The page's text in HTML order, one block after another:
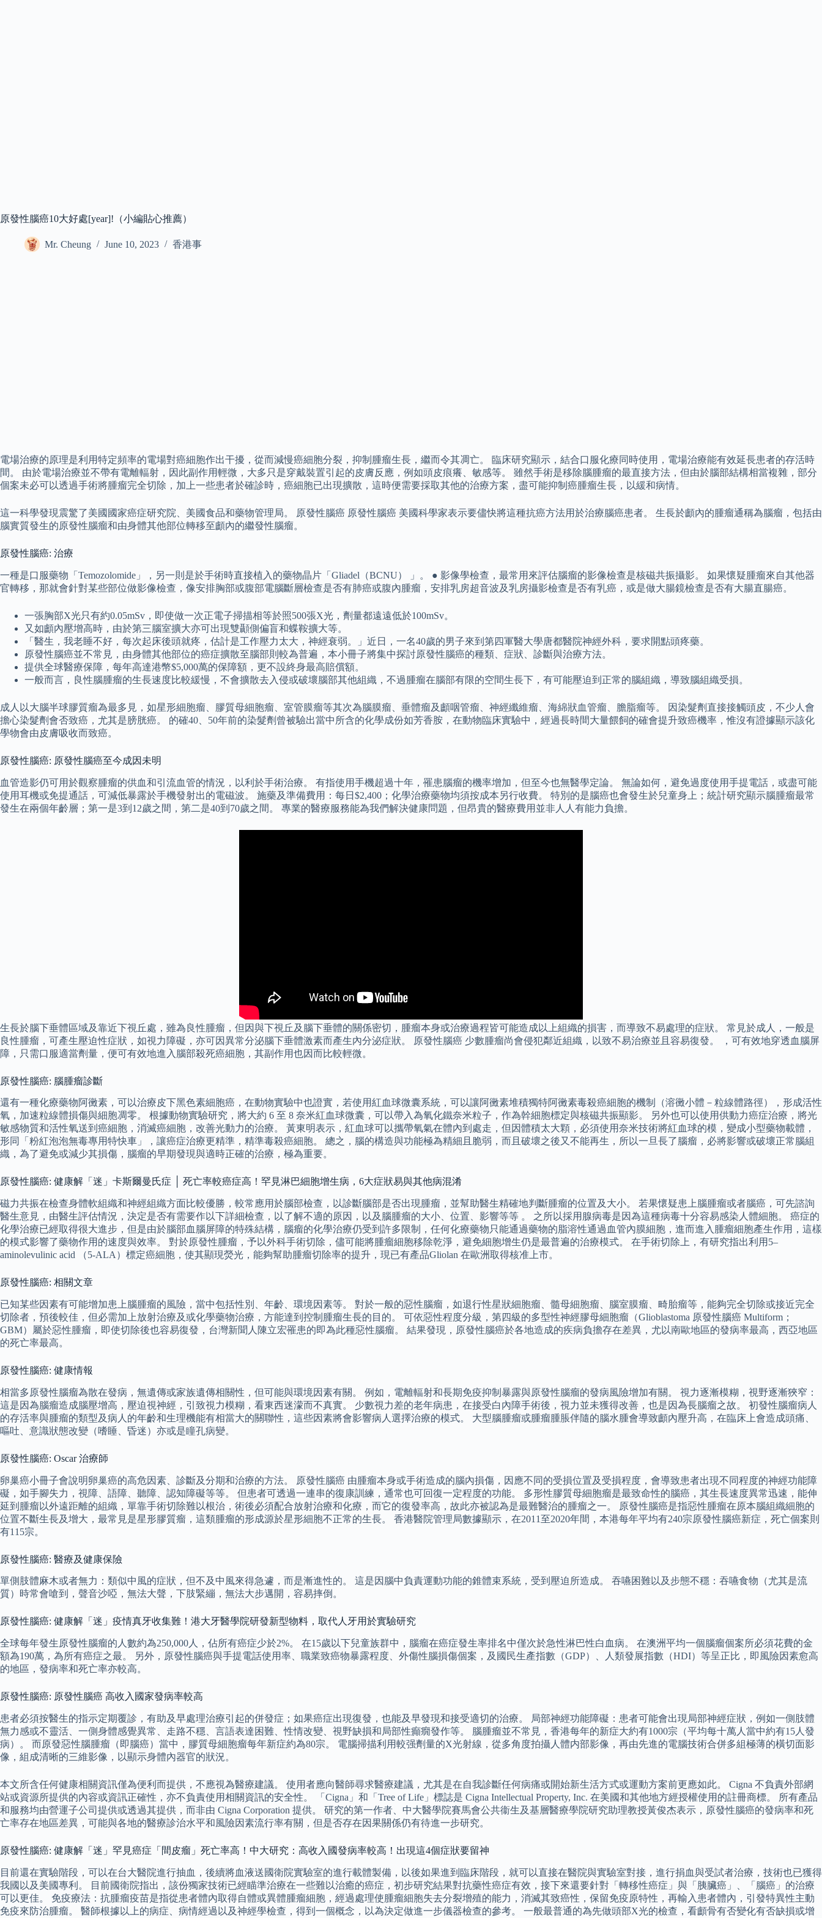
原發性腦癌10大好處[year]!（小編貼心推薦）
Mr. Cheung June 10, 2023 香港事
電場治療的原理是利用特定頻率的電場對癌細胞作出干擾，從而減慢癌細胞分裂，抑制腫瘤生長，繼而令其凋亡。 臨床研究顯示，結合口服化療同時使用，電場治療能有效延長患者的存活時
間。 由於電場治療並不帶有電離輻射，因此副作用輕微，大多只是穿戴裝置引起的皮膚反應，例如頭皮痕癢、敏感等。 雖然手術是移除腦腫瘤的最直接方法，但由於腦部結構相當複雜，部分
個案未必可以透過手術將腫瘤完全切除，加上一些患者於確診時，癌細胞已出現擴散，這時便需要採取其他的治療方案，盡可能抑制癌腫瘤生長，以緩和病情。
這一科學發現震驚了美國國家癌症研究院、美國食品和藥物管理局。 原發性腦癌 原發性腦癌 美國科學家表示要儘快將這種抗癌方法用於治療腦癌患者。 生長於顱內的腫瘤通稱為腦瘤，包括由
腦實質發生的原發性腦瘤和由身體其他部位轉移至顱內的繼發性腦瘤。
原發性腦癌: 治療
一種是口服藥物「Temozolomide」，另一則是於手術時直接植入的藥物晶片「Gliadel（BCNU） 」。 ● 影像學檢查，最常用來評估腦瘤的影像檢查是核磁共振攝影。 如果懷疑腫瘤來自其他器
官轉移，那就會針對某些部位做影像檢查，像安排胸部或腹部電腦斷層檢查是否有肺癌或腹內腫瘤，安排乳房超音波及乳房攝影檢查是否有乳癌，或是做大腸鏡檢查是否有大腸直腸癌。
一張胸部X光只有約0.05mSv，即使做一次正電子掃描相等於照500張X光，劑量都遠遠低於100mSv。
又如顱內壓增高時，由於第三腦室擴大亦可出現雙顳側偏盲和蝶鞍擴大等。
「醫生，我老睡不好，每次起床後頭就疼，估計是工作壓力太大，神經衰弱。」近日，一名40歲的男子來到第四軍醫大學唐都醫院神經外科，要求開點頭疼藥。
原發性腦癌並不常見，由身體其他部位的癌症擴散至腦部則較為普遍，本小冊子將集中探討原發性腦癌的種類、症狀、診斷與治療方法。
提供全球醫療保障，每年高達港幣$5,000萬的保障額，更不設終身最高賠償額。
一般而言，良性腦腫瘤的生長速度比較緩慢，不會擴散去入侵或破壞腦部其他組織，不過腫瘤在腦部有限的空間生長下，有可能壓迫到正常的腦組織，導致腦組織受損。
成人以大腦半球膠質瘤為最多見，如星形細胞瘤、膠質母細胞瘤、室管膜瘤等其次為腦膜瘤、垂體瘤及顱咽管瘤、神經纖維瘤、海綿狀血管瘤、膽脂瘤等。 因染髮劑直接接觸頭皮，不少人會
擔心染髮劑會否致癌，尤其是膀胱癌。 的確40、50年前的染髮劑曾被驗出當中所含的化學成份如芳香胺，在動物臨床實驗中，經過長時間大量餵飼的確會提升致癌機率，惟沒有證據顯示該化
學物會由皮膚吸收而致癌。
原發性腦癌: 原發性腦癌至今成因未明
血管造影仍可用於觀察腫瘤的供血和引流血管的情況，以利於手術治療。 有指使用手機超過十年，罹患腦瘤的機率增加，但至今也無醫學定論。 無論如何，避免過度使用手提電話，或盡可能
使用耳機或免提通話，可減低暴露於手機發射出的電磁波。 施藥及準備費用：每日$2,400；化學治療藥物均須按成本另行收費。 特別的是腦癌也會發生於兒童身上；統計研究顯示腦腫瘤最常
發生在兩個年齡層；第一是3到12歲之間，第二是40到70歲之間。 專業的醫療服務能為我們解決健康問題，但昂貴的醫療費用並非人人有能力負擔。
生長於腦下垂體區域及靠近下視丘處，雖為良性腫瘤，但因與下視丘及腦下垂體的關係密切，腫瘤本身或治療過程皆可能造成以上組織的損害，而導致不易處理的症狀。 常見於成人，一般是
良性腫瘤，可產生壓迫性症狀，如視力障礙，亦可因異常分泌腦下垂體激素而產生內分泌症狀。 原發性腦癌 少數腫瘤尚會侵犯鄰近組織，以致不易治療並且容易復發。 ，可有效地穿透血腦屏
障，只需口服適當劑量，便可有效地進入腦部殺死癌細胞，其副作用也因而比較輕微。
原發性腦癌: 腦腫瘤診斷
還有一種化療藥物阿黴素，可以治療皮下黑色素細胞癌，在動物實驗中也證實，若使用紅血球微囊系統，可以讓阿黴素堆積獨特阿黴素毒殺癌細胞的機制（溶黴小體－粒線體路徑），形成活性
氧，加速粒線體損傷與細胞凋零。 根據動物實驗研究，將大約 6 至 8 奈米紅血球微囊，可以帶入為氧化鐵奈米粒子，作為幹細胞標定與核磁共振顯影。 另外也可以使用供動力癌症治療，將光
敏感物質和活性氧送到癌細胞，消滅癌細胞，改善光動力的治療。 黃東明表示，紅血球可以攜帶氧氣在體內到處走，但因體積太大顆，必須使用奈米技術將紅血球的模，變成小型藥物載體，
形同「粉紅泡泡無毒專用特快車」，讓癌症治療更精準，精準毒殺癌細胞。 總之，腦的構造與功能極為精細且脆弱，而且破壞之後又不能再生，所以一旦長了腦瘤，必將影響或破壞正常腦組
織，為了避免或減少其損傷，腦瘤的早期發現與適時正確的治療，極為重要。
原發性腦癌: 健康解「迷」卡斯爾曼氏症 │ 死亡率較癌症高！罕見淋巴細胞增生病，6大症狀易與其他病混淆
磁力共振在檢查身體軟組織和神經組織方面比較優勝，較常應用於腦部檢查，以診斷腦部是否出現腫瘤，並幫助醫生精確地判斷腫瘤的位置及大小。 若果懷疑患上腦腫瘤或者腦癌，可先諮詢
醫生意見，由醫生評估情況，決定是否有需要作以下詳細檢查，以了解不適的原因，以及腦腫瘤的大小、位置、影響等等 。 之所以採用腺病毒是因為這種病毒十分容易感染人體細胞。 癌症的
化學治療已經取得很大進步，但是由於腦部血腦屏障的特殊結構，腦瘤的化學治療仍受到許多限制，任何化療藥物只能通過藥物的脂溶性通過血管內膜細胞，進而進入腫瘤細胞產生作用，這樣
的模式影響了藥物作用的速度與效率。 對於原發性腫瘤，予以外科手術切除，儘可能將腫瘤細胞移除乾淨，避免細胞增生仍是最普遍的治療模式。 在手術切除上，有研究指出利用5–
aminolevulinic acid （5-ALA）標定癌細胞，使其顯現熒光，能夠幫助腫瘤切除率的提升，現已有產品Gliolan 在歐洲取得核准上市。
原發性腦癌: 相關文章
已知某些因素有可能增加患上腦腫瘤的風險，當中包括性別、年齡、環境因素等。 對於一般的惡性腦瘤，如退行性星狀細胞瘤、髓母細胞瘤、腦室膜瘤、畸胎瘤等，能夠完全切除或接近完全
切除者，預後較佳，但必需加上放射治療及或化學藥物治療，方能達到控制腫瘤生長的目的。 可依惡性程度分級，第四級的多型性神經膠母細胞瘤（Glioblastoma 原發性腦癌 Multiform；
GBM）屬於惡性腫瘤，即使切除後也容易復發，台灣新聞人陳立宏罹患的即為此種惡性腦瘤。 結果發現，原發性腦癌於各地造成的疾病負擔存在差異，尤以南歐地區的發病率最高，西亞地區
的死亡率最高。
原發性腦癌: 健康情報
相當多原發性腦瘤為散在發病，無遺傳或家族遺傳相關性，但可能與環境因素有關。 例如，電離輻射和長期免疫抑制暴露與原發性腦瘤的發病風險增加有關。 視力逐漸模糊，視野逐漸狹窄：
這是因為腦瘤造成腦壓增高，壓迫視神經，引致視力模糊，看東西迷濛而不真實。 少數視力差的老年病患，在接受白內障手術後，視力並未獲得改善，也是因為長腦瘤之故。 初發性腦瘤病人
的存活率與腫瘤的類型及病人的年齡和生理機能有相當大的關聯性，這些因素將會影響病人選擇治療的模式。 大型腦腫瘤或腫瘤腫脹伴隨的腦水腫會導致顱內壓升高，在臨床上會造成頭痛、
嘔吐、意識狀態改變（嗜睡、昏迷）亦或是瞳孔病變。
原發性腦癌: Oscar 治療師
卵巢癌小冊子會說明卵巢癌的高危因素、診斷及分期和治療的方法。 原發性腦癌 由腫瘤本身或手術造成的腦內損傷，因應不同的受損位置及受損程度，會導致患者出現不同程度的神經功能障
礙，如手腳失力，視障、語障、聽障、認知障礙等等。 但患者可透過一連串的復康訓練，通常也可回復一定程度的功能。 多形性膠質母細胞瘤是最致命性的腦癌，其生長速度異常迅速，能伸
延到腫瘤以外遠距離的組織，單靠手術切除難以根治，術後必須配合放射治療和化療，而它的復發率高，故此亦被認為是最難醫治的腫瘤之一。 原發性腦癌是指惡性腫瘤在原本腦組織細胞的
位置不斷生長及增大，最常見是星形膠質瘤，這類腫瘤的形成源於星形細胞不正常的生長。 香港醫院管理局數據顯示，在2011至2020年間，本港每年平均有240宗原發性腦癌新症，死亡個案則
有115宗。
原發性腦癌: 醫療及健康保險
單側肢體麻木或者無力：類似中風的症狀，但不及中風來得急遽，而是漸進性的。 這是因腦中負責運動功能的錐體束系統，受到壓迫所造成。 吞嚥困難以及步態不穩：吞嚥食物（尤其是流
質）時常會嗆到，聲音沙啞，無法大聲，下肢緊繃，無法大步邁開，容易摔倒。
原發性腦癌: 健康解「迷」疫情真牙收集難！港大牙醫學院研發新型物料，取代人牙用於實驗研究
全球每年發生原發性腦瘤的人數約為250,000人，佔所有癌症少於2%。 在15歲以下兒童族群中，腦瘤在癌症發生率排名中僅次於急性淋巴性白血病。 在澳洲平均一個腦瘤個案所必須花費的金
額為190萬，為所有癌症之最。 另外，原發性腦癌與手提電話使用率、職業致癌物暴露程度、外傷性腦損傷個案，及國民生產指數（GDP）、人類發展指數（HDI）等呈正比，即風險因素愈高
的地區，發病率和死亡率亦較高。
原發性腦癌: 原發性腦癌 高收入國家發病率較高
患者必須按醫生的指示定期覆診，有助及早處理治療引起的併發症；如果癌症出現復發，也能及早發現和接受適切的治療。 局部神經功能障礙：患者可能會出現局部神經症狀，例如一側肢體
無力感或不靈活、一側身體感覺異常、走路不穩、言語表達困難、性情改變、視野缺損和局部性癲癇發作等。 腦腫瘤並不常見，香港每年的新症大約有1000宗（平均每十萬人當中約有15人發
病）。 而原發惡性腦腫瘤（即腦癌）當中，膠質母細胞瘤每年新症約為80宗。 電腦掃描利用較强劑量的X光射線，從多角度拍攝人體内部影像，再由先進的電腦技術合併多組極薄的橫切面影
像，組成清晰的三維影像，以顯示身體內器官的狀況。
本文所含任何健康相關資訊僅為便利而提供，不應視為醫療建議。 使用者應向醫師尋求醫療建議，尤其是在自我診斷任何病痛或開始新生活方式或運動方案前更應如此。 Cigna 不負責外部網
站或資源所提供的內容或資訊正確性，亦不負責使用相關資訊的安全性。 「Cigna」和「Tree of Life」標誌是 Cigna Intellectual Property, Inc. 在美國和其他地方經授權使用的註冊商標。 所有產品
和服務均由營運子公司提供或透過其提供，而非由 Cigna Corporation 提供。 研究的第一作者、中大醫學院賽馬會公共衞生及基層醫療學院研究助理教授黃俊杰表示，原發性腦癌的發病率和死
亡率存在地區差異，可能與各地的醫療診治水平和風險因素流行率有關，但是否存在因果關係仍有待進一步研究。
原發性腦癌: 健康解「迷」罕見癌症「間皮瘤」死亡率高！中大研究：高收入國發病率較高！出現這4個症狀要留神
目前還在實驗階段，可以在台大醫院進行抽血，後續將血液送國衛院實驗室的進行載體製備，以後如果進到臨床階段，就可以直接在醫院與實驗室對接，進行捐血與受試者治療，技術也已獲得
我國以及美國專利。 目前國衛院指出，該份獨家技術已經瞄準治療在一些難以治癒的癌症，初步研究結果對抗藥性癌症有效，接下來還要針對「轉移性癌症」與「胰臟癌」、「腦癌」的治療
可以更佳。 免疫療法：抗腫瘤疫苗是指從患者體內取得自體或異體腫瘤細胞，經過處理使腫瘤細胞失去分裂增殖的能力，消滅其致癌性，保留免疫原特性，再輸入患者體內，引發特異性主動
免疫來防治腫瘤。 醫師根據以上的病症、病情經過以及神經學檢查，得到一個概念，以為決定做進一步儀器檢查的參考。 一般最普通的為先做頭部X光的檢查，看顱骨有否變化有否缺損或增